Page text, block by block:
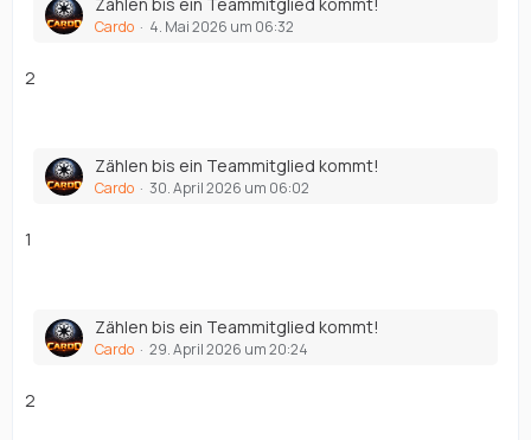
Cardo 4. Mai 2026 um 06:32
2
Zählen bis ein Teammitglied kommt!
Cardo 30. April 2026 um 06:02
1
Zählen bis ein Teammitglied kommt!
Cardo 29. April 2026 um 20:24
2